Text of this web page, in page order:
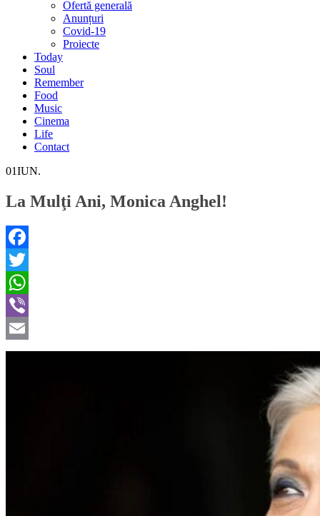
Ofertă generală
Anunțuri
Covid-19
Proiecte
Today
Soul
Remember
Food
Music
Cinema
Life
Contact
01IUN.
La Mulţi Ani, Monica Anghel!
Facebook
Twitter
WhatsApp
Viber
Email